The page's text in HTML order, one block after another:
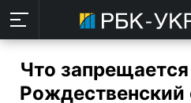
Что
Рождественский